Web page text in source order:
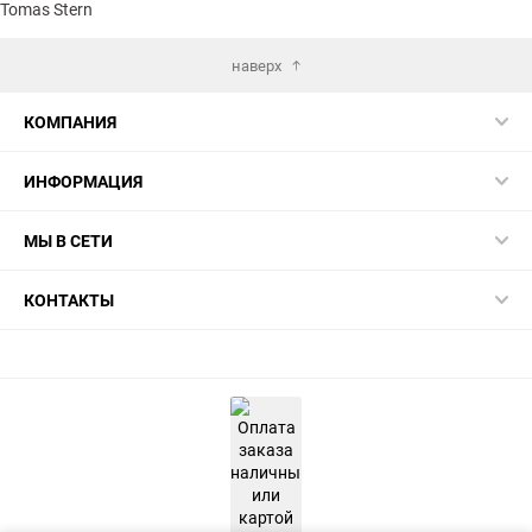
Tomas Stern
наверх
КОМПАНИЯ
ИНФОРМАЦИЯ
МЫ В СЕТИ
КОНТАКТЫ